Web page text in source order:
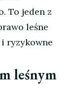
To jeden z
leśne
ryzykowne
leśnym